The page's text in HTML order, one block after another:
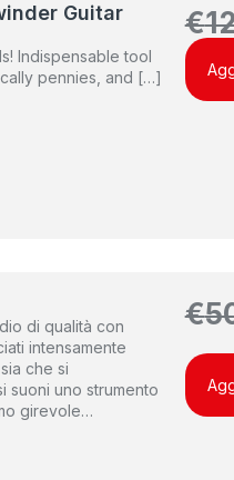
Guitar
Indispensable tool
pennies, and […]
€
di qualità con
intensamente
che si
suoni uno strumento
girevole…
€